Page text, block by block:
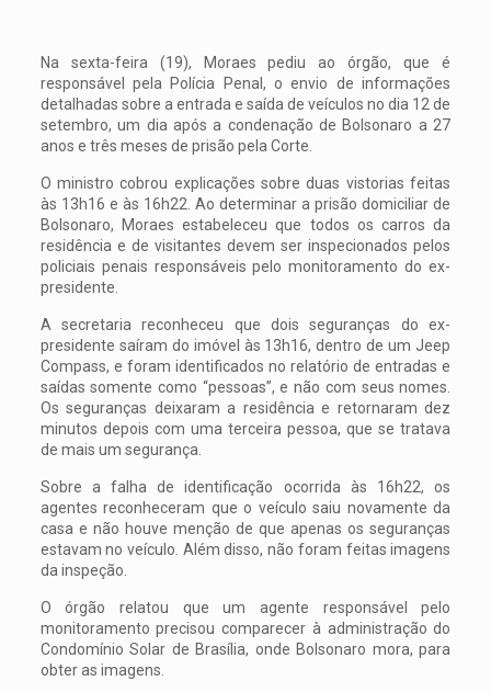
Na sexta-feira (19), Moraes pediu ao órgão, que é
responsável pela Polícia Penal, o envio de informações
detalhadas sobre a entrada e saída de veículos no dia 12 de
setembro, um dia após a condenação de Bolsonaro a 27
anos e três meses de prisão pela Corte.
O ministro cobrou explicações sobre duas vistorias feitas
às 13h16 e às 16h22. Ao determinar a prisão domiciliar de
Bolsonaro, Moraes estabeleceu que todos os carros da
residência e de visitantes devem ser inspecionados pelos
policiais penais responsáveis pelo monitoramento do ex-
presidente.
A secretaria reconheceu que dois seguranças do ex-
presidente saíram do imóvel às 13h16, dentro de um Jeep
Compass, e foram identificados no relatório de entradas e
saídas somente como “pessoas”, e não com seus nomes.
Os seguranças deixaram a residência e retornaram dez
minutos depois com uma terceira pessoa, que se tratava
de mais um segurança.
Sobre a falha de identificação ocorrida às 16h22, os
agentes reconheceram que o veículo saiu novamente da
casa e não houve menção de que apenas os seguranças
estavam no veículo. Além disso, não foram feitas imagens
da inspeção.
O órgão relatou que um agente responsável pelo
monitoramento precisou comparecer à administração do
Condomínio Solar de Brasília, onde Bolsonaro mora, para
obter as imagens.